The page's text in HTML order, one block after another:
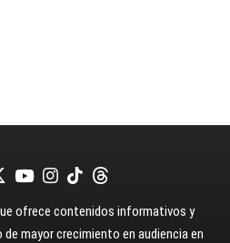
ofrece contenidos informativos y
mayor crecimiento en audiencia en